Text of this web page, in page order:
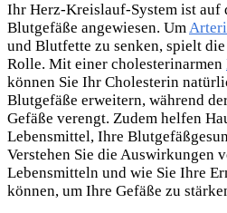
Ihr Herz-Kreislauf-System ist auf
Blutgefäße angewiesen. Um
und Blutfette zu senken, spielt
Rolle. Mit einer cholesterinarmen
können Sie Ihr Cholesterin
Blutgefäße erweitern, während
Gefäße verengt. Zudem helfen
Lebensmittel, Ihre
Verstehen Sie die Auswirkungen
Lebensmitteln und wie Sie Ihre
können, um Ihre Gefäße zu